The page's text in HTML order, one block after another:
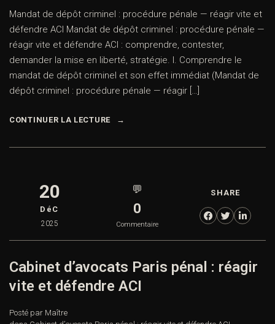
Mandat de dépôt criminel : procédure pénale — réagir vite et
défendre ACI Mandat de dépôt criminel : procédure pénale —
réagir vite et défendre ACI : comprendre, contester,
demander la mise en liberté, stratégie. I. Comprendre le
mandat de dépôt criminel et son effet immédiat (Mandat de
dépôt criminel : procédure pénale — réagir […]
CONTINUER LA LECTURE
20
DéC
2025
💬
0
Commentaire
SHARE
Cabinet d’avocats Paris pénal : réagir
vite et défendre ACI
Posté par Maître